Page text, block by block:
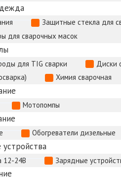
Защитные стекла для
для сварочных масок
для TIG сварки
Диски
Химия сварочная
Мотопомпы
Обогреватели дизельные
12-24В Зарядные